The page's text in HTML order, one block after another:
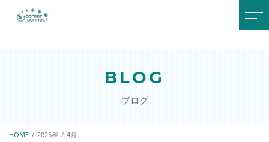
研修プログラム
BLOG
ブログ
HOME 2025年 4月